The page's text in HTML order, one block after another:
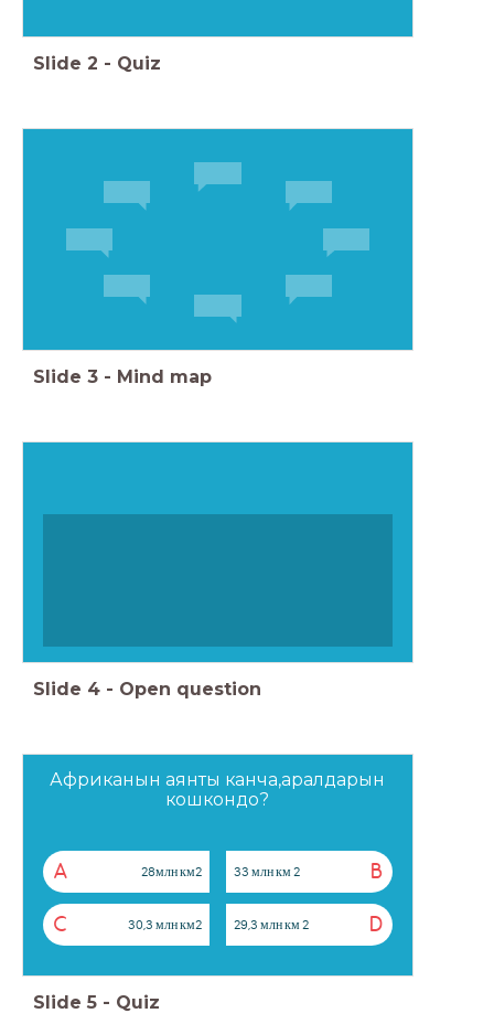
Slide 2 - Quiz
Slide 3 - Mind map
Slide 4 - Open question
Африканын аянты канча,аралдарын
кошкондо?
A 28млн км2 B
33 млн км 2
C 30,3 млн км2 D
29,3 млн км 2
Slide 5 - Quiz